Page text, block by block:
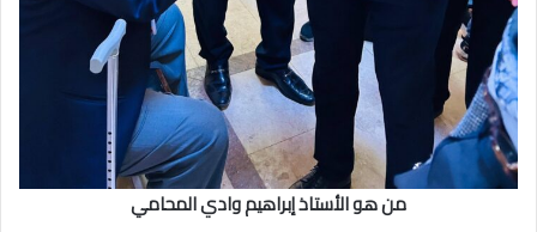
من هو الأستاذ إبراهيم وادي المحامي